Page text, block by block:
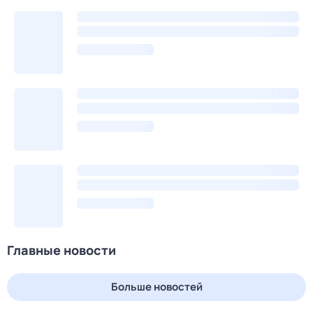
Главные новости
Больше новостей